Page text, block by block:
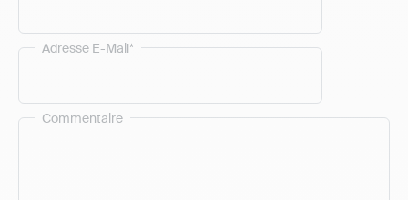
Commentaire
Adresse E-Mail*